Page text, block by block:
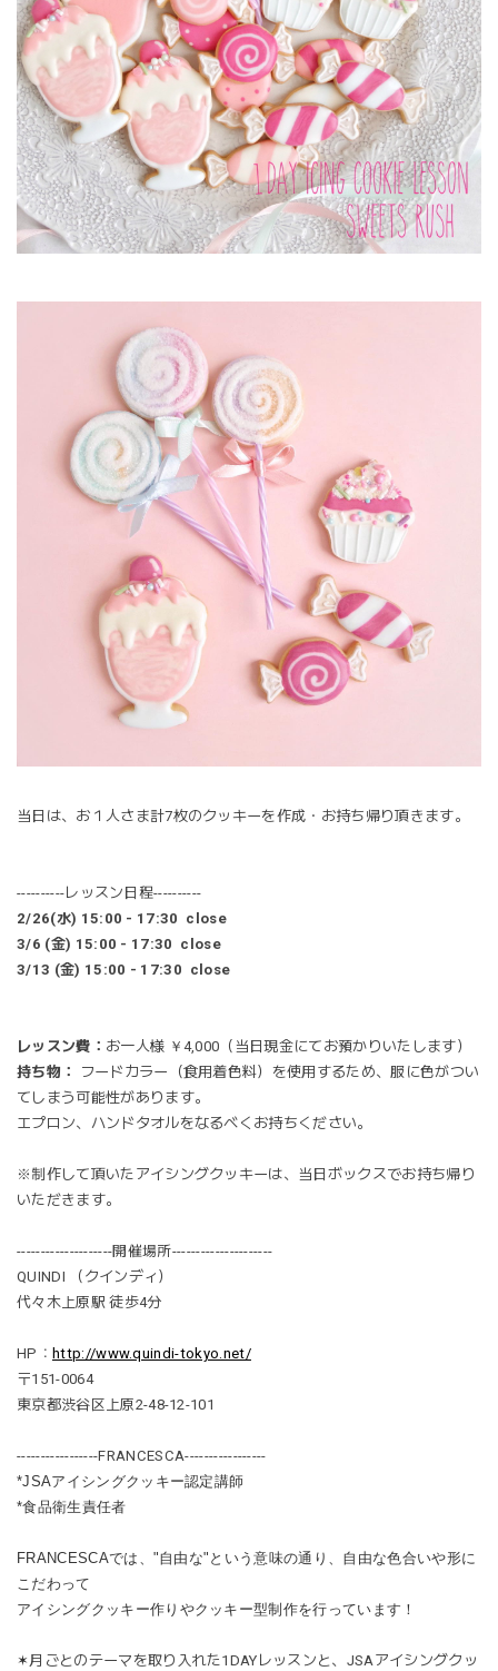
当日は、お１人さま計7枚のクッキーを作成・お持ち帰り頂きます。
----------レッスン日程----------
2/26(水) 15:00 - 17:30 close
3/6 (金) 15:00 - 17:30 close
3/13 (金) 15:00 - 17:30 close
レッスン費： お一人様 ￥4,000（当日現金にてお預かりいたします）
持ち物：
フードカラー（食用着色料）を使用するため、服に色がつい
てしまう可能性があります。
エプロン、ハンドタオルをなるべくお持ちください。
※制作して頂いたアイシングクッキーは、当日ボックスでお持ち帰り
いただきます。
--------------------開催場所---------------------
QUINDI （クインディ）
代々木上原駅 徒歩4分
HP： http://www.quindi-tokyo.net/
〒151-0064
東京都渋谷区上原2-48-12-101
-----------------FRANCESCA-----------------
*JSAアイシングクッキー認定講師
*食品衛生責任者
FRANCESCAでは、"自由な"という意味の通り、自由な色合いや形に
こだわって
アイシングクッキー作りやクッキー型制作を行っています！
✶月ごとのテーマを取り入れた1DAYレッスンと、JSAアイシングクッ